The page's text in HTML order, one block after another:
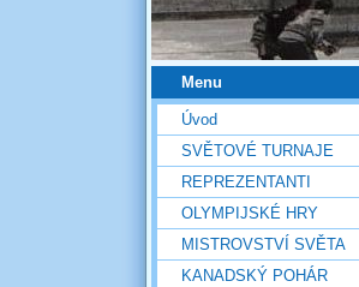
Menu
Úvod
SVĚTOVÉ TURNAJE
REPREZENTANTI
OLYMPIJSKÉ HRY
MISTROVSTVÍ SVĚTA
KANADSKÝ POHÁR